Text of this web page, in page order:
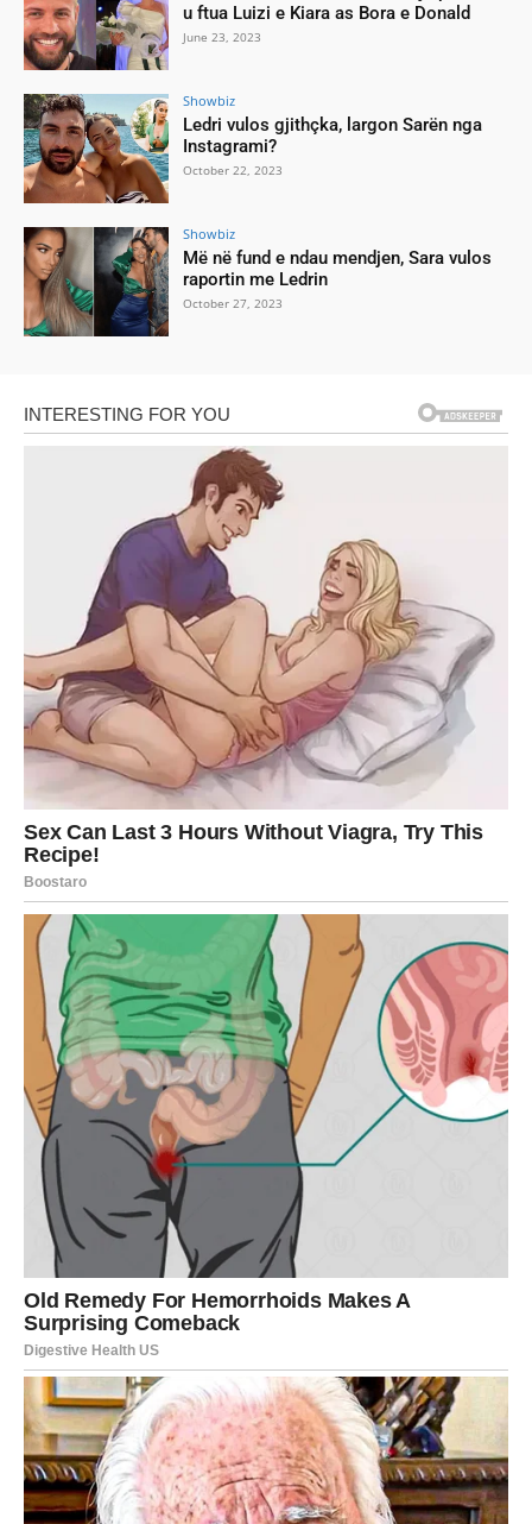
u ftua Luizi e Kiara as Bora e Donald
June 23, 2023
Showbiz
Ledri vulos gjithçka, largon Sarën nga
Instagrami?
October 22, 2023
Showbiz
Më në fund e ndau mendjen, Sara vulos
raportin me Ledrin
October 27, 2023